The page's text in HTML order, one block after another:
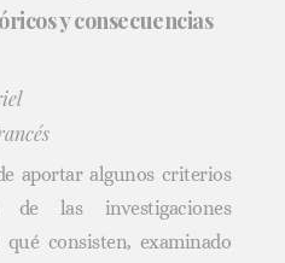
y consecuencias
aportar algunos criterios
de las investigaciones
consisten, examinado